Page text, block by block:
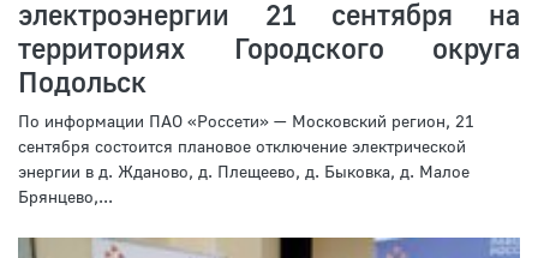
электроэнергии 21 сентября на
территориях Городского округа
Подольск
По информации ПАО «Россети» — Московский регион, 21
сентября состоится плановое отключение электрической
энергии в д. Жданово, д. Плещеево, д. Быковка, д. Малое
Брянцево,...